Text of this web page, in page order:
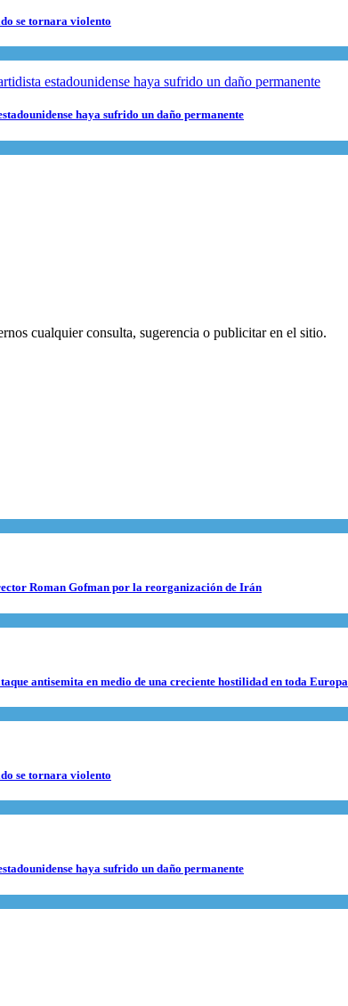
se tornara violento
haya sufrido un daño permanente
cualquier consulta, sugerencia o publicitar en el sitio.
Roman Gofman por la reorganización de Irán
antisemita en medio de una creciente hostilidad en toda Europa
se tornara violento
haya sufrido un daño permanente